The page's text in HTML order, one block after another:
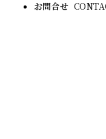
お問合せ